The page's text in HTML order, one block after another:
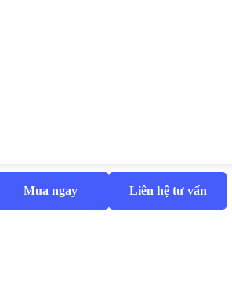
Mua ngay Liên hệ tư vấn